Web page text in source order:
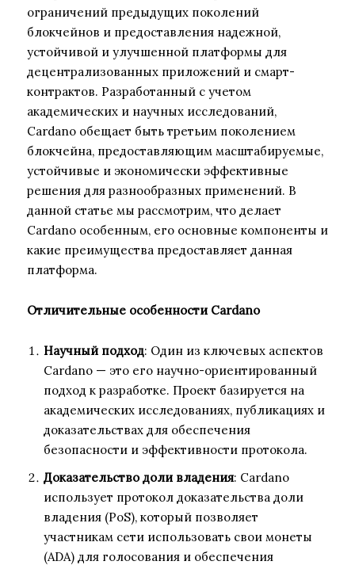
ограничений предыдущих поколений
блокчейнов и предоставления надежной,
устойчивой и улучшенной платформы для
децентрализованных приложений и смарт-
контрактов. Разработанный с учетом
академических и научных исследований,
Cardano обещает быть третьим поколением
блокчейна, предоставляющим масштабируемые,
устойчивые и экономически эффективные
решения для разнообразных применений. В
данной статье мы рассмотрим, что делает
Cardano особенным, его основные компоненты и
какие преимущества предоставляет данная
платформа.
Отличительные особенности Cardano
Научный подход: Один из ключевых аспектов
Cardano — это его научно-ориентированный
подход к разработке. Проект базируется на
академических исследованиях, публикациях и
доказательствах для обеспечения
безопасности и эффективности протокола.
Доказательство доли владения: Cardano
использует протокол доказательства доли
владения (PoS), который позволяет
участникам сети использовать свои монеты
(ADA) для голосования и обеспечения